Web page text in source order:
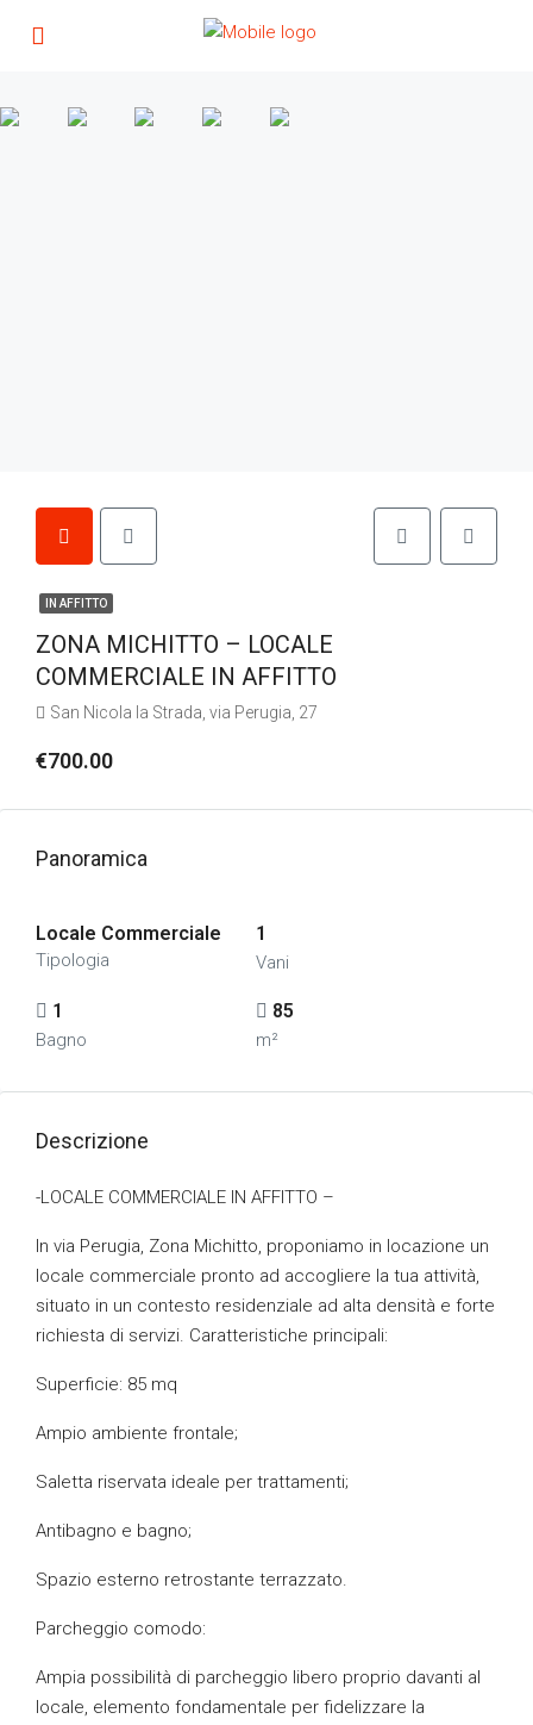
IN AFFITTO
ZONA MICHITTO – LOCALE
COMMERCIALE IN AFFITTO
San Nicola la Strada, via Perugia, 27
€700.00
Panoramica
Locale Commerciale
Tipologia
1
Vani
1
Bagno
85
m²
Descrizione
-LOCALE COMMERCIALE IN AFFITTO –
In via Perugia, Zona Michitto, proponiamo in locazione un
locale commerciale pronto ad accogliere la tua attività,
situato in un contesto residenziale ad alta densità e forte
richiesta di servizi. Caratteristiche principali:
Superficie: 85 mq
Ampio ambiente frontale;
Saletta riservata ideale per trattamenti;
Antibagno e bagno;
Spazio esterno retrostante terrazzato.
Parcheggio comodo:
Ampia possibilità di parcheggio libero proprio davanti al
locale, elemento fondamentale per fidelizzare la